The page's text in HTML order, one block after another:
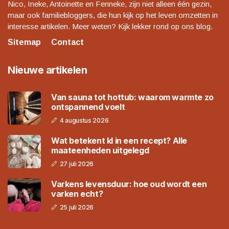
Nico, Ineke, Antoinette en Fenneke, zijn niet alleen één gezin,
maar ook familiebloggers, die hun kijk op het leven omzetten in
interesse artikelen. Meer weten? Kijk lekker rond op ons blog.
Sitemap
Contact
Nieuwe artikelen
Van sauna tot hottub: waarom warmte zo
ontspannend voelt
4 augustus 2026
Wat betekent kl in een recept? Alle
maateenheden uitgelegd
27 juli 2026
Varkens levensduur: hoe oud wordt een
varken echt?
25 juli 2026